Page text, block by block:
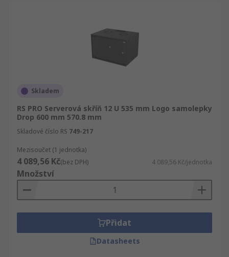
Skladem
RS PRO Serverová skříň 12 U 535 mm Logo samolepky
Drop 600 mm 570.8 mm
Skladové číslo RS 749-217
Mezisoučet (1 jednotka)
4 089,56 Kč(bez DPH) 4 089,56 Kč/jednotka
Množství
Přidat
Datasheets